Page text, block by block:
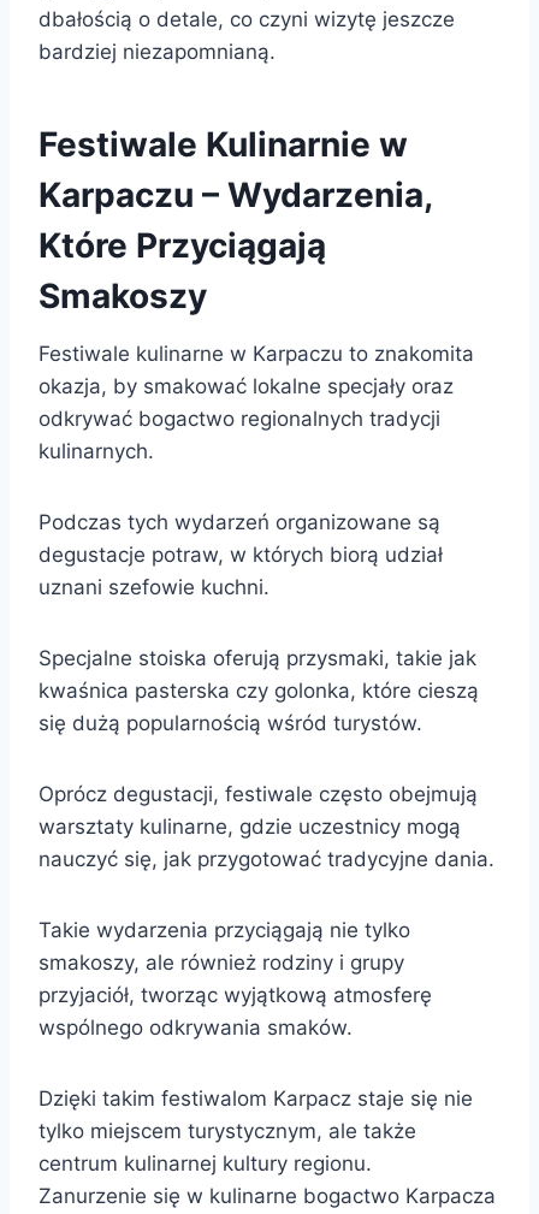
dbałością o detale, co czyni wizytę jeszcze
bardziej niezapomnianą.
Festiwale Kulinarnie w
Karpaczu – Wydarzenia,
Które Przyciągają
Smakoszy
Festiwale kulinarne w Karpaczu to znakomita
okazja, by smakować lokalne specjały oraz
odkrywać bogactwo regionalnych tradycji
kulinarnych.
Podczas tych wydarzeń organizowane są
degustacje potraw, w których biorą udział
uznani szefowie kuchni.
Specjalne stoiska oferują przysmaki, takie jak
kwaśnica pasterska czy golonka, które cieszą
się dużą popularnością wśród turystów.
Oprócz degustacji, festiwale często obejmują
warsztaty kulinarne, gdzie uczestnicy mogą
nauczyć się, jak przygotować tradycyjne dania.
Takie wydarzenia przyciągają nie tylko
smakoszy, ale również rodziny i grupy
przyjaciół, tworząc wyjątkową atmosferę
wspólnego odkrywania smaków.
Dzięki takim festiwalom Karpacz staje się nie
tylko miejscem turystycznym, ale także
centrum kulinarnej kultury regionu.
Zanurzenie się w kulinarne bogactwo Karpacza